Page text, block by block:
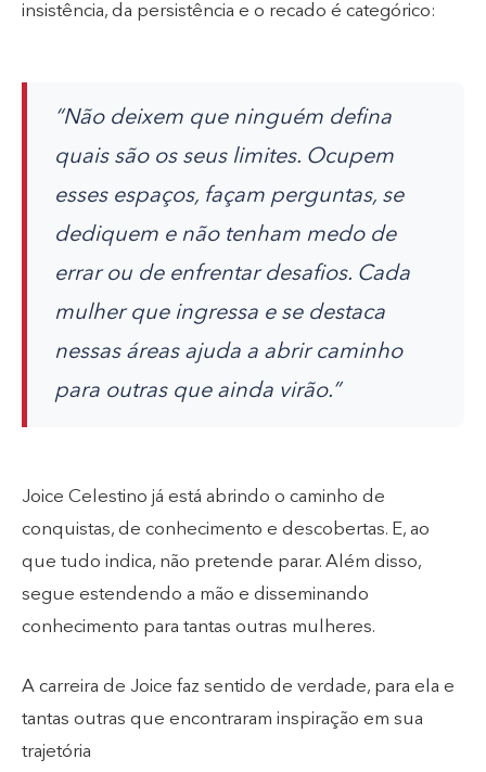
insistência, da persistência e o recado é categórico:
“Não deixem que ninguém defina
quais são os seus limites. Ocupem
esses espaços, façam perguntas, se
dediquem e não tenham medo de
errar ou de enfrentar desafios. Cada
mulher que ingressa e se destaca
nessas áreas ajuda a abrir caminho
para outras que ainda virão.”
Joice Celestino já está abrindo o caminho de
conquistas, de conhecimento e descobertas. E, ao
que tudo indica, não pretende parar. Além disso,
segue estendendo a mão e disseminando
conhecimento para tantas outras mulheres.
A carreira de Joice faz sentido de verdade, para ela e
tantas outras que encontraram inspiração em sua
trajetória